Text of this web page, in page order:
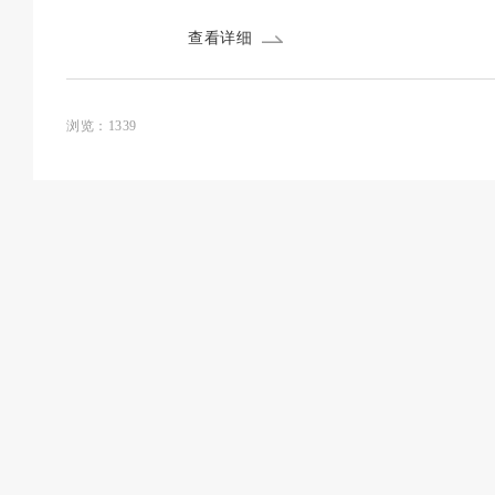
和评估。 本次评估采...
查看详细
浏览：1339